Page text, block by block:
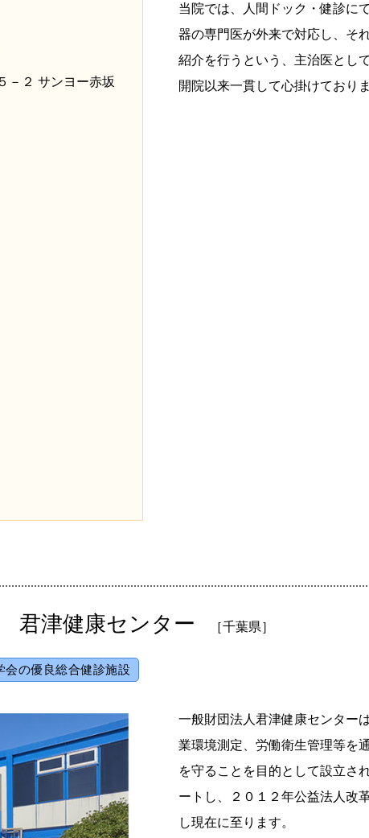
２ サンヨー赤坂
当院では、人間ドック・健診に
器の専門医が外来で対応し、そ
紹介を行うという、主治医とし
開院以来一貫して心掛けておりま
君津健康センター ［千葉県］
会の優良総合健診施設
一般財団法人君津健康センター
業環境測定、労働衛生管理等を
を守ることを目的として設立さ
ートし、２０１２年公益法人改
し現在に至ります。